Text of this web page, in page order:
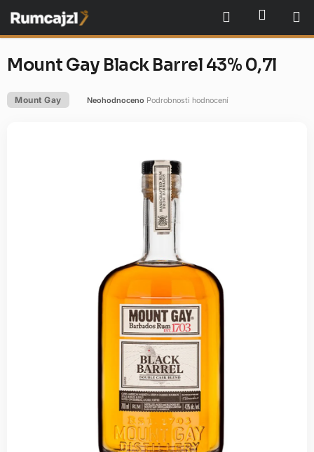
na
obsah
Hledat
Mount Gay Black Barrel 43% 0,7l
Mount Gay
Průměrné
Neohodnoceno Podrobnosti hodnocení